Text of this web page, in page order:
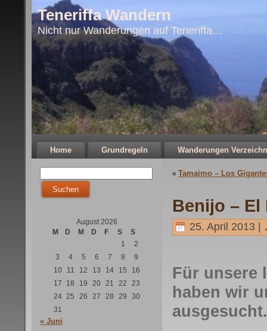
Teneriffa Wandern
Nicht nur Wanderungen auf Teneriffa…
Home Grundregeln Wanderungen
August 2026
M
D M D F S
S
1
2
3
4 5 6 7 8
9
10
11 12 13 14 15
16
17
18 19 20 21 22
23
24 25 26 27 28 29
30
31
« Juni
« Tamaimo – Los
Benijo –
25. April 2013 |
Für unsere
haben wir
ausgesucht.